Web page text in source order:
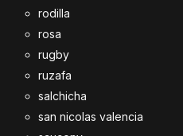
rodilla
rosa
rugby
ruzafa
salchicha
san nicolas valencia